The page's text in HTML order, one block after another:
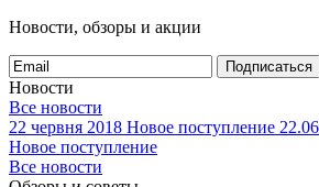
Новости, обзоры и акции
Подписаться
Новости
Все новости
22 червня 2018 Новое поступление 22.06
Новое поступление
Все новости